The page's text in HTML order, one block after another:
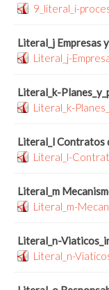
9_literal_i-
Literal_j Empresas
Literal_j-
Literal_k-
Literal_k-
Literal_l Contratos
Literal_l-
Literal_m
Literal_m-
Literal_n-
Literal_n-